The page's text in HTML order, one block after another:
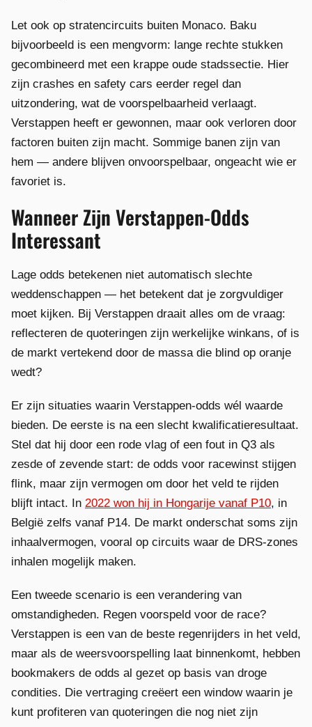
Let ook op stratencircuits buiten Monaco. Baku
bijvoorbeeld is een mengvorm: lange rechte stukken
gecombineerd met een krappe oude stadssectie. Hier
zijn crashes en safety cars eerder regel dan
uitzondering, wat de voorspelbaarheid verlaagt.
Verstappen heeft er gewonnen, maar ook verloren door
factoren buiten zijn macht. Sommige banen zijn van
hem — andere blijven onvoorspelbaar, ongeacht wie er
favoriet is.
Wanneer Zijn Verstappen-Odds
Interessant
Lage odds betekenen niet automatisch slechte
weddenschappen — het betekent dat je zorgvuldiger
moet kijken. Bij Verstappen draait alles om de vraag:
reflecteren de quoteringen zijn werkelijke winkans, of is
de markt vertekend door de massa die blind op oranje
wedt?
Er zijn situaties waarin Verstappen-odds wél waarde
bieden. De eerste is na een slecht kwalificatieresultaat.
Stel dat hij door een rode vlag of een fout in Q3 als
zesde of zevende start: de odds voor racewinst stijgen
flink, maar zijn vermogen om door het veld te rijden
blijft intact. In 2022 won hij in Hongarije vanaf P10, in
België zelfs vanaf P14. De markt onderschat soms zijn
inhaalvermogen, vooral op circuits waar de DRS-zones
inhalen mogelijk maken.
Een tweede scenario is een verandering van
omstandigheden. Regen voorspeld voor de race?
Verstappen is een van de beste regenrijders in het veld,
maar als de weersvoorspelling laat binnenkomt, hebben
bookmakers de odds al gezet op basis van droge
condities. Die vertraging creëert een window waarin je
kunt profiteren van quoteringen die nog niet zijn